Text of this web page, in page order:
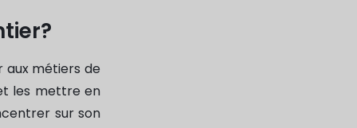
aux métiers de
les mettre en
sur son